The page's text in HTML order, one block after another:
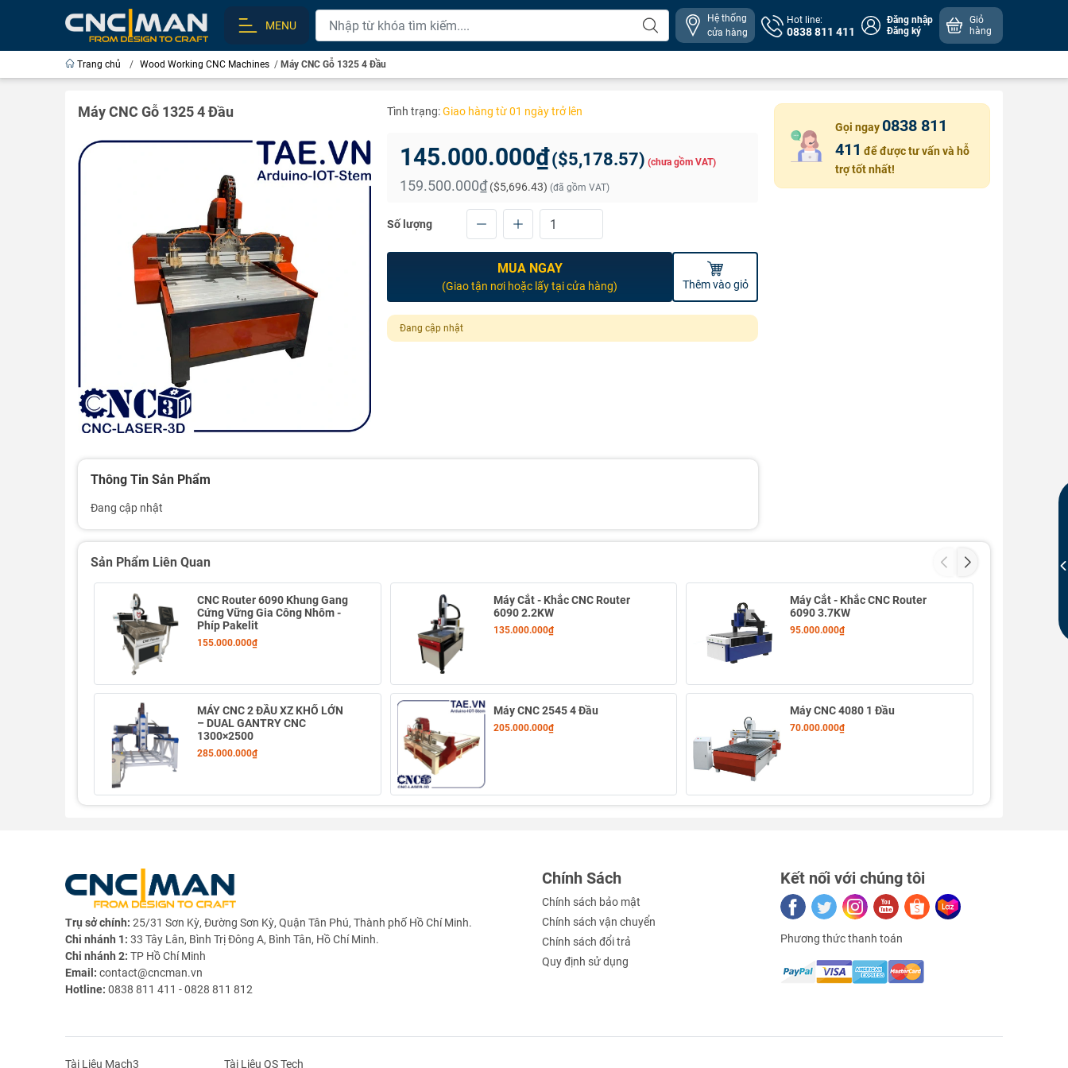
MENU
Hệ thống
cửa hàng
Hot line:
0838 811 411
Đăng nhập
Đăng ký
Giỏ
hàng
Trang chủ / Wood Working CNC Machines / Máy CNC Gỗ 1325 4 Đầu
Máy CNC Gỗ 1325 4 Đầu Tình trạng:Giao hàng từ 01 ngày trở lên
145.000.000₫($5,178.57) (chưa gồm VAT)
159.500.000₫ ($5,696.43) (đã gồm VAT)
Số lượng
MUA NGAY
(Giao tận nơi hoặc lấy tại cửa hàng) Thêm vào giỏ
Đang cập nhật
Gọi ngay 0838 811
411 để được tư vấn và hỗ
trợ tốt nhất!
Thông Tin Sản Phẩm
Đang cập nhật
Sản Phẩm Liên Quan
CNC Router 6090 Khung Gang
Cứng Vững Gia Công Nhôm -
Phíp Pakelit
155.000.000₫
Máy Cắt - Khắc CNC Router
6090 2.2KW
135.000.000₫
Máy Cắt - Khắc CNC Router
6090 3.7KW
95.000.000₫
MÁY CNC 2 ĐẦU XZ KHỔ LỚN
– DUAL GANTRY CNC
1300×2500
285.000.000₫
Máy CNC 2545 4 Đầu
205.000.000₫
Máy CNC 4080 1 Đầu
70.000.000₫
Trụ sở chính: 25/31 Sơn Kỳ, Đường Sơn Kỳ, Quận Tân Phú, Thành phố Hồ Chí Minh.
Chi nhánh 1: 33 Tây Lân, Bình Trị Đông A, Bình Tân, Hồ Chí Minh.
Chi nhánh 2: TP Hồ Chí Minh
Email: contact@cncman.vn
Hotline: 0838 811 411 - 0828 811 812
Chính Sách
Chính sách bảo mật
Chính sách vận chuyển
Chính sách đổi trả
Quy định sử dụng
Kết nối với chúng tôi
Phương thức thanh toán
Tài Liệu Mach3 Tài Liệu QS Tech